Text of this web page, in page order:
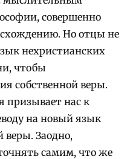
совершенно
Но отцы не
нехристианских
чтобы
собственной веры.
призывает нас к
на новый язык
веры. Заодно,
самим, что же